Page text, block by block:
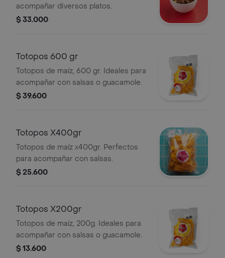
acompañar diversos platos.
$ 33.000
Totopos 600 gr
Totopos de maíz, 600 gr. Ideales para
acompañar con salsas o guacamole.
$ 39.600
Totopos X400gr
Totopos de maíz x400gr. Perfectos
para acompañar con salsas.
$ 25.600
Totopos X200gr
Totopos de maíz, 200g. Ideales para
acompañar con salsas o guacamole.
$ 13.600